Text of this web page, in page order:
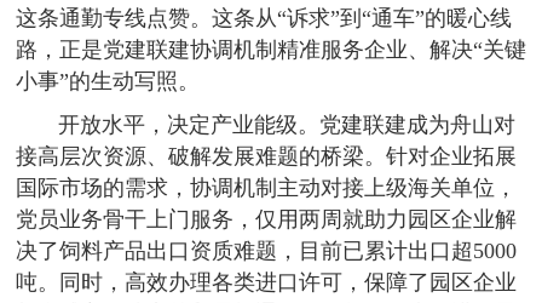
这条通勤专线点赞。这条从“诉求”到“通车”的暖心线
路，正是党建联建协调机制精准服务企业、解决“关键
小事”的生动写照。
开放水平，决定产业能级。党建联建成为舟山对
接高层次资源、破解发展难题的桥梁。针对企业拓展
国际市场的需求，协调机制主动对接上级海关单位，
党员业务骨干上门服务，仅用两周就助力园区企业解
决了饲料产品出口资质难题，目前已累计出口超5000
吨。同时，高效办理各类进口许可，保障了园区企业